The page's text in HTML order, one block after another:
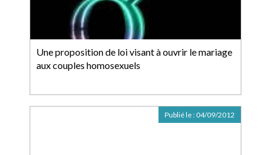
Une proposition de loi visant à ouvrir le mariage
aux couples homosexuels
Publié le : 04/09/2012